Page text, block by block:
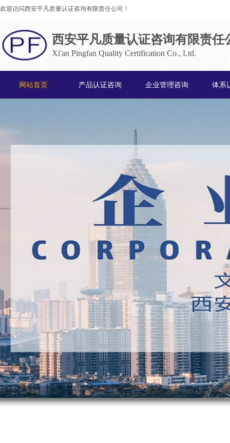
网站首页 产品认证咨询 企业管理咨询 体系
欢迎访问西安平凡质量认证咨询有限责任公司！
西安平凡质量认证咨询有限责任
Xi'an Pingfan Quality Certification Co., Ltd.